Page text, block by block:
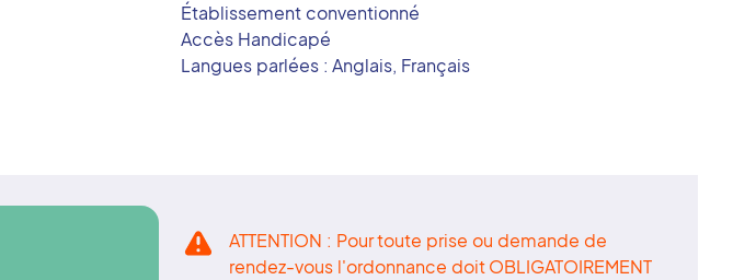
Établissement conventionné
Accès Handicapé
Langues parlées : Anglais, Français
ATTENTION : Pour toute prise ou demande de
rendez-vous l'ordonnance doit OBLIGATOIREMENT